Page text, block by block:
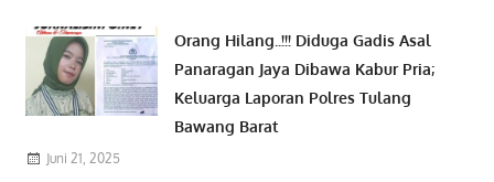
Orang Hilang..!!! Diduga Gadis Asal
Panaragan Jaya Dibawa Kabur Pria;
Keluarga Laporan Polres Tulang
Bawang Barat
Juni 21, 2025